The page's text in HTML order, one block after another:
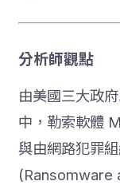
分析師觀點
由美國三大政
中，勒索軟體
與由網路犯罪
(Ransomware